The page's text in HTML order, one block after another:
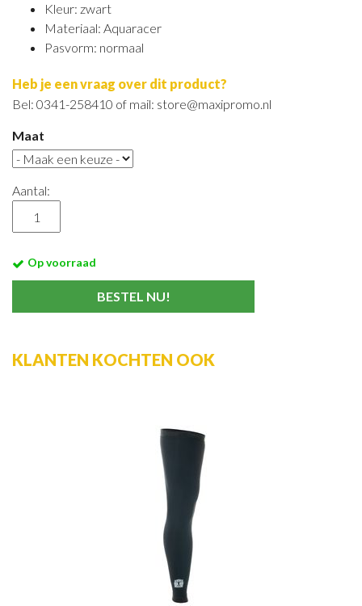
Kleur: zwart
Materiaal: Aquaracer
Pasvorm: normaal
Heb je een vraag over dit product?
Bel: 0341-258410 of mail: store@maxipromo.nl
Maat
Aantal:
Op voorraad
KLANTEN KOCHTEN OOK